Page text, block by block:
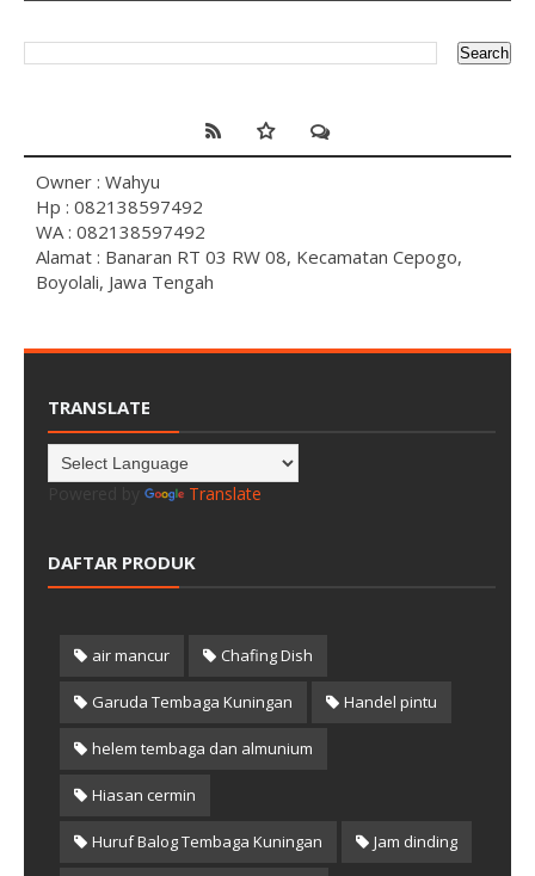
Owner : Wahyu
Hp : 082138597492
WA : 082138597492
Alamat : Banaran RT 03 RW 08, Kecamatan Cepogo,
Boyolali, Jawa Tengah
TRANSLATE
Translate
DAFTAR PRODUK
air mancur Chafing Dish
Garuda Tembaga Kuningan Handel pintu
helem tembaga dan almunium
Hiasan cermin
Huruf Balog Tembaga Kuningan Jam dinding